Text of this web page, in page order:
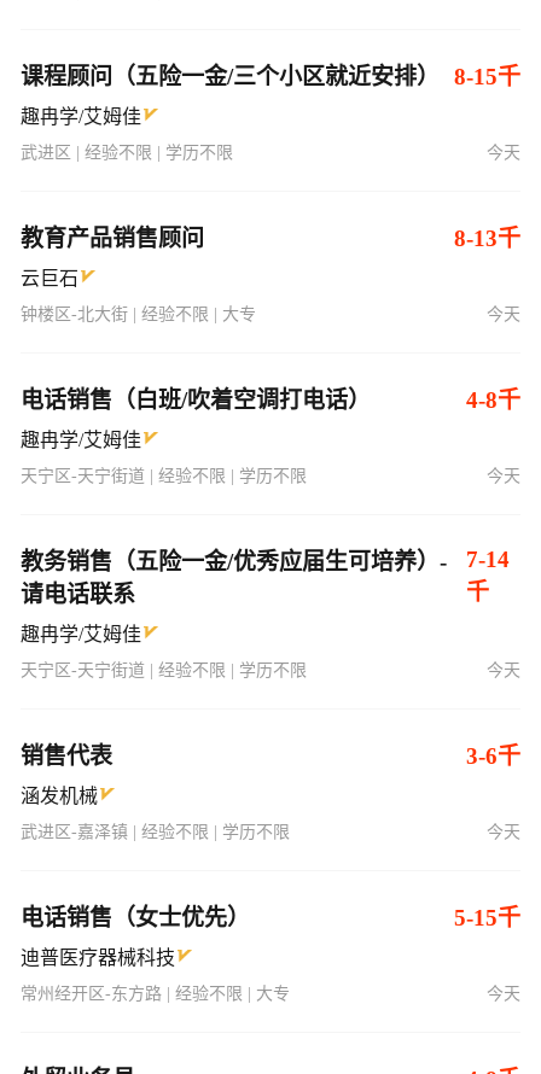
课程顾问（五险一金/三个小区就近安排） 8-15千
趣冉学/艾姆佳
武进区 | 经验不限 | 学历不限 今天
教育产品销售顾问 8-13千
云巨石
钟楼区-北大街 | 经验不限 | 大专 今天
电话销售（白班/吹着空调打电话） 4-8千
趣冉学/艾姆佳
天宁区-天宁街道 | 经验不限 | 学历不限 今天
教务销售（五险一金/优秀应届生可培养）-
请电话联系
7-14
千
趣冉学/艾姆佳
天宁区-天宁街道 | 经验不限 | 学历不限 今天
销售代表 3-6千
涵发机械
武进区-嘉泽镇 | 经验不限 | 学历不限 今天
电话销售（女士优先） 5-15千
迪普医疗器械科技
常州经开区-东方路 | 经验不限 | 大专 今天